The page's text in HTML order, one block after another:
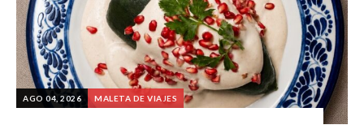
AGO 04, 2026 MALETA DE VIAJES